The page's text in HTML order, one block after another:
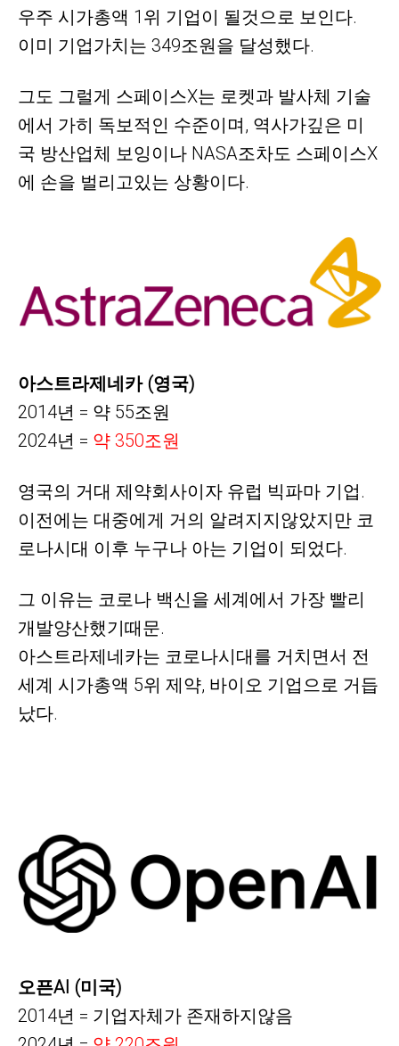
우주 시가총액 1위 기업이 될것으로 보인다.
이미 기업가치는 349조원을 달성했다.
그도 그럴게 스페이스X는 로켓과 발사체 기술
에서 가히 독보적인 수준이며, 역사가깊은 미
국 방산업체 보잉이나 NASA조차도 스페이스X
에 손을 벌리고있는 상황이다.
아스트라제네카 (영국)
2014년 = 약 55조원
2024년 = 약 350조원
영국의 거대 제약회사이자 유럽 빅파마 기업.
이전에는 대중에게 거의 알려지지않았지만 코
로나시대 이후 누구나 아는 기업이 되었다.
그 이유는 코로나 백신을 세계에서 가장 빨리
개발양산했기때문.
아스트라제네카는 코로나시대를 거치면서 전
세계 시가총액 5위 제약, 바이오 기업으로 거듭
났다.
오픈AI (미국)
2014년 = 기업자체가 존재하지않음